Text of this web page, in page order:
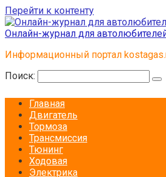
Перейти к контенту
Онлайн-журнал для
Информационный портал
Поиск:
Главная
Двигатель
Тормоза
Трансмиссия
Тюнинг
Ходовая
Электрика